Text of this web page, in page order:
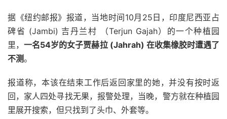
据《纽约邮报》报道，当地时间10月25日，印度尼西亚占
碑省 (Jambi) 吉丹兰村 （Terjun Gajah）的一个种植园
里，一名54岁的女子贾赫拉 (Jahrah) 在收集橡胶时遭遇了
不测。
报道称，本该在结束工作后返回家里的她，并没有按时返
回，家人四处寻找无果，报警处理，当晚，警方就在种植园
里展开搜索，但只找到了头巾、外套等。